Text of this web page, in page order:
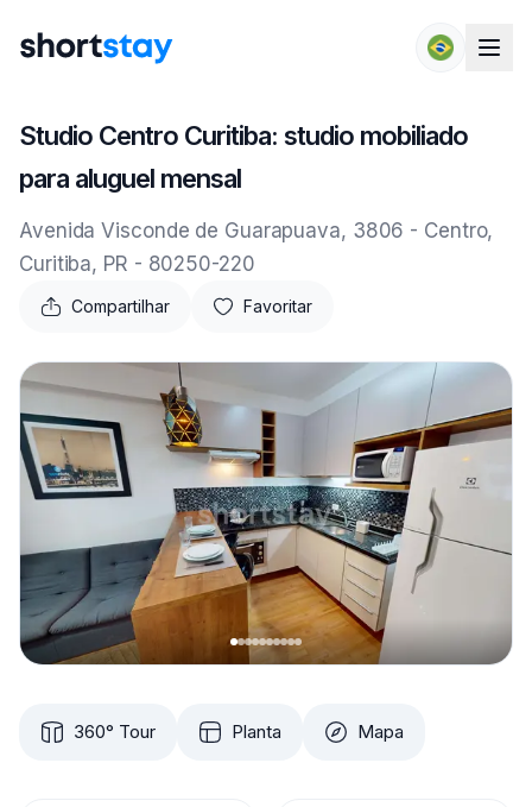
Studio Centro Curitiba: studio mobiliado
para aluguel mensal
Avenida Visconde de Guarapuava, 3806 - Centro,
Curitiba, PR - 80250-220
Compartilhar Favoritar
360° Tour Planta Mapa